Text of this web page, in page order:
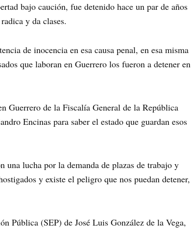
bajo caución, fue detenido hace un par de años
y da clases.
de inocencia en esa causa penal, en esa misma
que laboran en Guerrero los fueron a detener en
Guerrero de la Fiscalía General de la República
Encinas para saber el estado que guardan esos
una lucha por la demanda de plazas de trabajo y
y existe el peligro que nos puedan detener,
Pública (SEP) de José Luis González de la Vega,